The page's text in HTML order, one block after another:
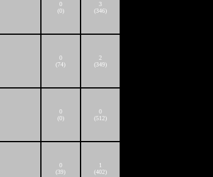
0
(0)
3
(346)
0
(74)
2
(349)
0
(0)
0
(512)
0
(39)
1
(402)